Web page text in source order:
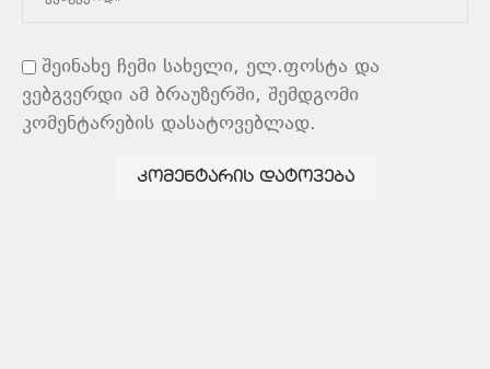
შეინახე ჩემი სახელი, ელ.ფოსტა და
ვებგვერდი ამ ბრაუზერში, შემდგომი
კომენტარების დასატოვებლად.